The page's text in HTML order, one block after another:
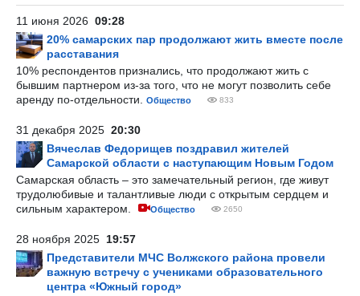
11 июня 2026 09:28
20% самарских пар продолжают жить вместе после
расставания
10% респондентов признались, что продолжают жить с
бывшим партнером из-за того, что не могут позволить себе
аренду по-отдельности.
Общество 833
31 декабря 2025 20:30
Вячеслав Федорищев поздравил жителей
Самарской области с наступающим Новым Годом
Самарская область – это замечательный регион, где живут
трудолюбивые и талантливые люди с открытым сердцем и
сильным характером.
Общество 2650
28 ноября 2025 19:57
Представители МЧС Волжского района провели
важную встречу с учениками образовательного
центра «Южный город»